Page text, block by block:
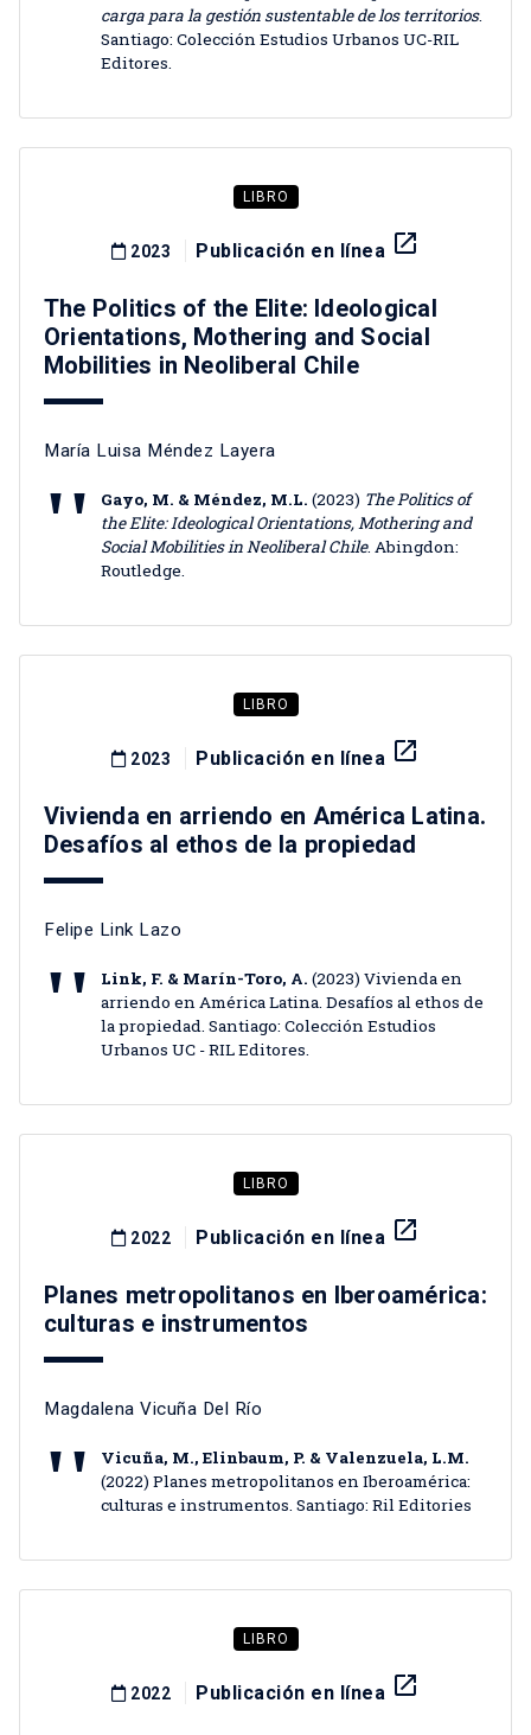
carga para la gestión sustentable de los territorios.
Santiago: Colección Estudios Urbanos UC-RIL
Editores.
LIBRO
2023 Publicación en línea launch
The Politics of the Elite: Ideological
Orientations, Mothering and Social
Mobilities in Neoliberal Chile
María Luisa Méndez Layera
Gayo, M. & Méndez, M.L. (2023) The Politics of
the Elite: Ideological Orientations, Mothering and
Social Mobilities in Neoliberal Chile. Abingdon:
Routledge.
LIBRO
2023 Publicación en línea launch
Vivienda en arriendo en América Latina.
Desafíos al ethos de la propiedad
Felipe Link Lazo
Link, F. & Marín-Toro, A. (2023) Vivienda en
arriendo en América Latina. Desafíos al ethos de
la propiedad. Santiago: Colección Estudios
Urbanos UC - RIL Editores.
LIBRO
2022 Publicación en línea launch
Planes metropolitanos en Iberoamérica:
culturas e instrumentos
Magdalena Vicuña Del Río
Vicuña, M., Elinbaum, P. & Valenzuela, L.M.
(2022) Planes metropolitanos en Iberoamérica:
culturas e instrumentos. Santiago: Ril Editories
LIBRO
2022 Publicación en línea launch